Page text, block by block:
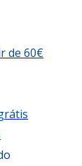
de 60€